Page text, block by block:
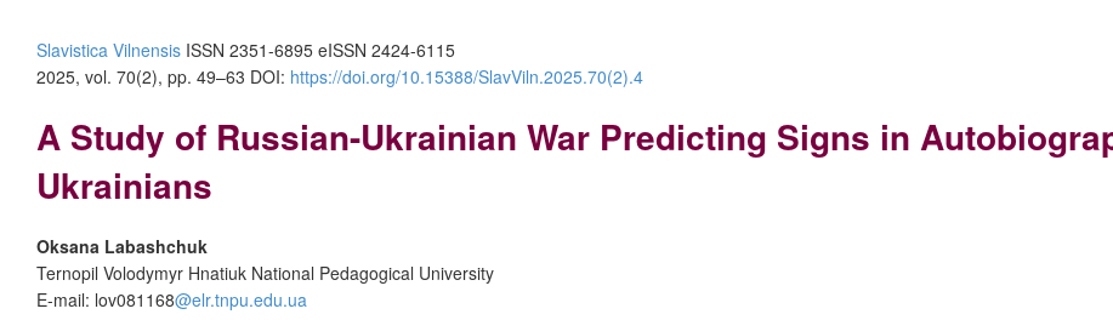
Slavistica Vilnensis ISSN 2351-6895 eISSN 2424-6115
2025, vol. 70(2), pp. 49–63 DOI: https://doi.org/10.15388/SlavViln.2025.70(2).4
A Study of Russian-Ukrainian War Predicting Signs in
Ukrainians
Oksana Labashchuk
Ternopil Volodymyr Hnatiuk National Pedagogical University
E-mail: lov081168@elr.tnpu.edu.ua